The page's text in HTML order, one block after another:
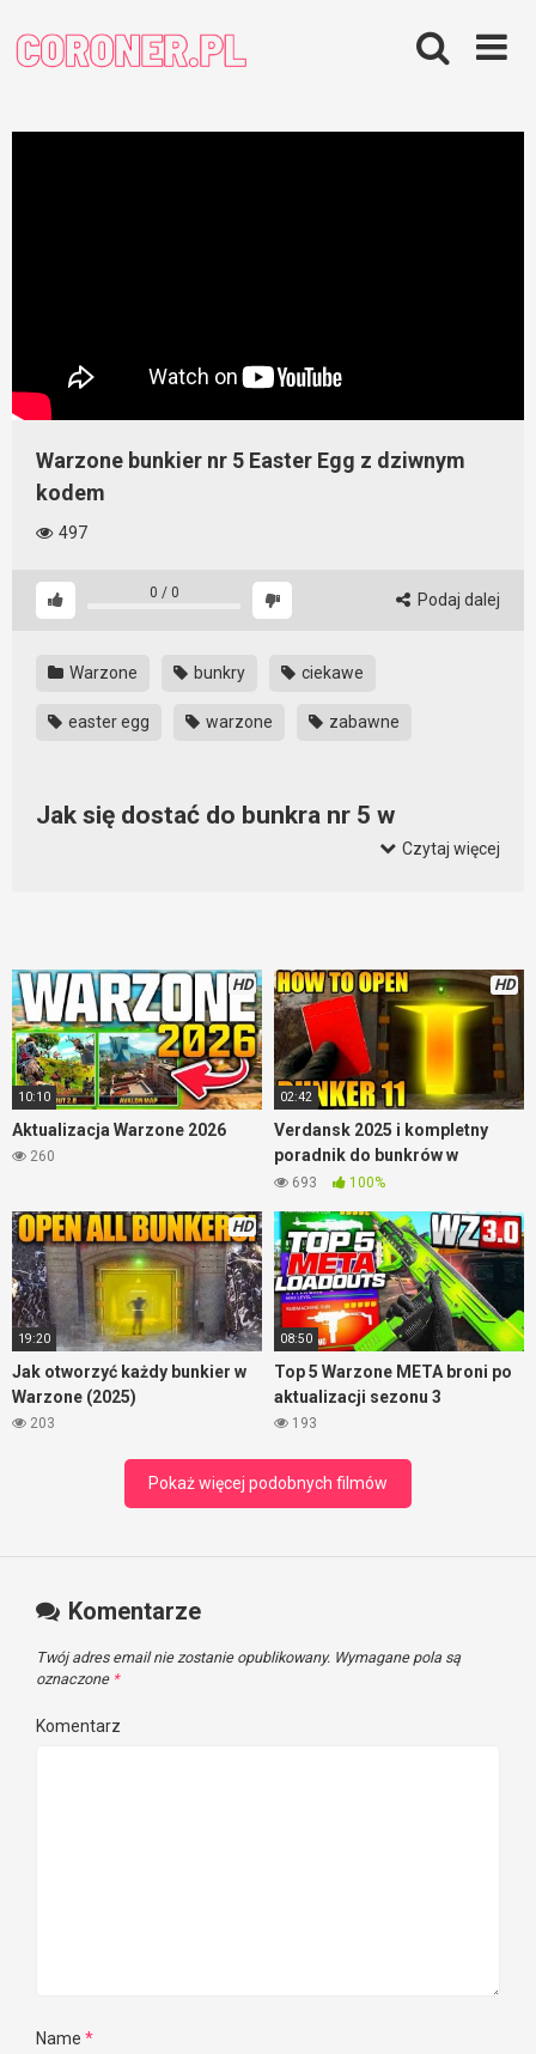
content
Warzone bunkier nr 5 Easter Egg z dziwnym
kodem
497
0 / 0 Podaj dalej
Warzone bunkry ciekawe
easter egg warzone zabawne
Jak się dostać do bunkra nr 5 w
Warzone i co tam można znaleźć?
dziwnego. Na coś, co ciężko jest wytłumaczyć. Dziwne cyfry,
które nie do końca wiadomo do czego dają dostęp.
Czytaj więcej
HD
10:10
Aktualizacja Warzone 2026
260
HD
02:42
Verdansk 2025 i kompletny
poradnik do bunkrów w
Warzone
693 100%
HD
19:20
Jak otworzyć każdy bunkier w
Warzone (2025)
203
08:50
Top 5 Warzone META broni po
aktualizacji sezonu 3
193
Pokaż więcej podobnych filmów
Komentarze
Twój adres email nie zostanie opublikowany. Wymagane pola są
oznaczone *
Komentarz
Name *